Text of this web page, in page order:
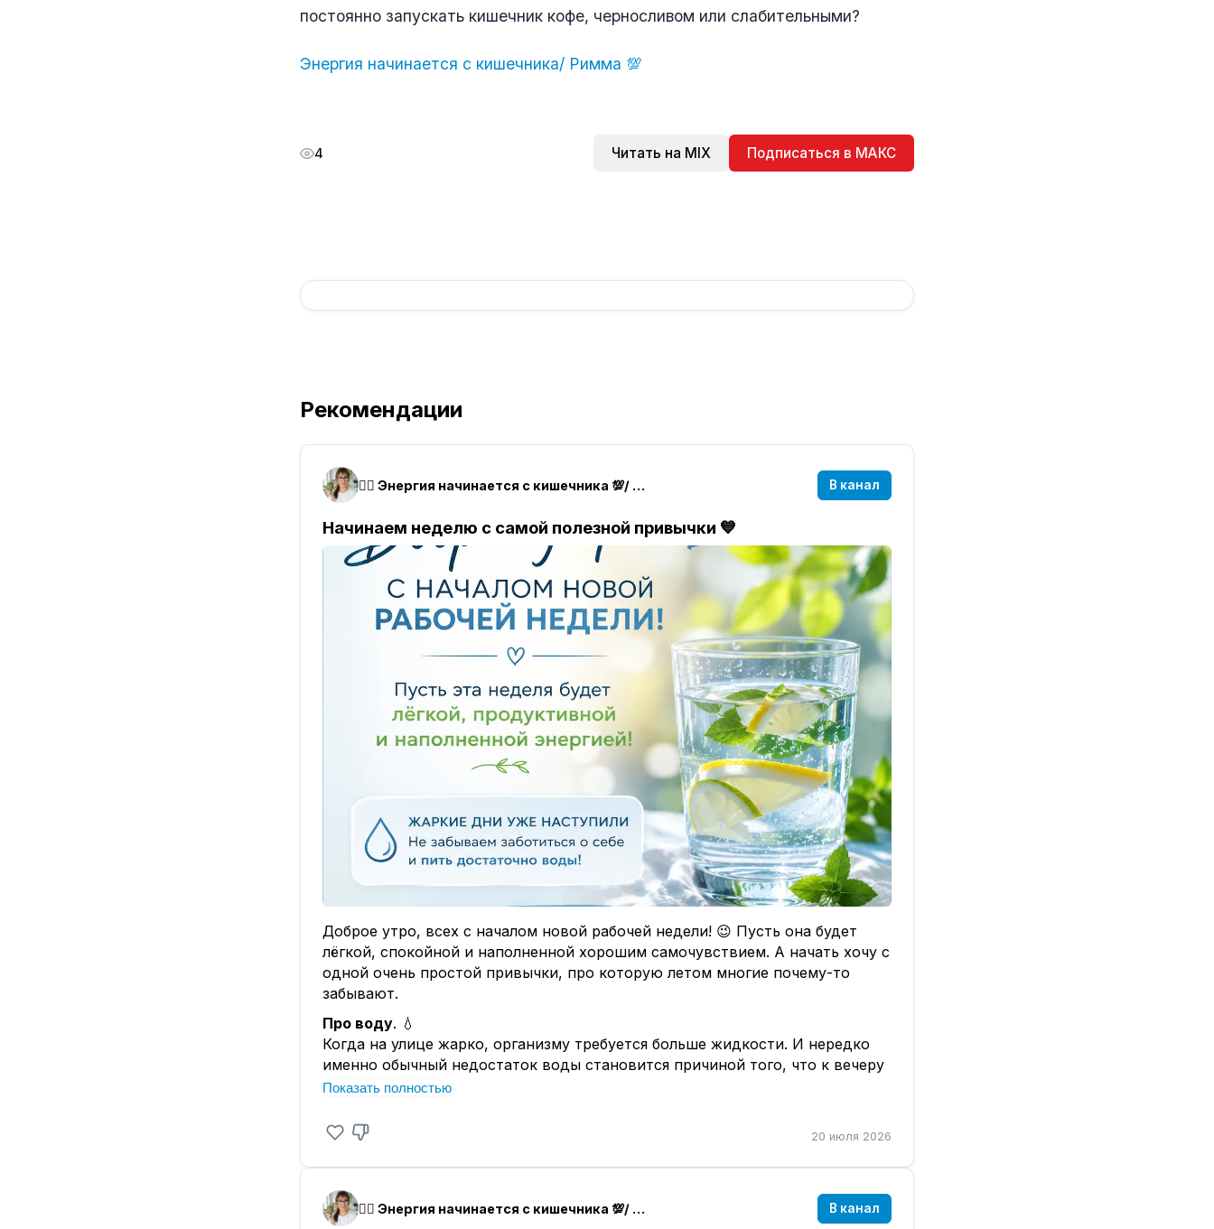
постоянно запускать кишечник кофе, черносливом или слабительными?
Энергия начинается с кишечника/ Римма 💯
4 Читать на MIX Подписаться в МАКС
Рекомендации
❤️‍🔥 Энергия начинается с кишечника 💯/ Римма ❤️‍🔥 В канал
Начинаем неделю с самой полезной привычки 💙
Доброе утро, всех с началом новой рабочей недели! 😉 Пусть она будет
лёгкой, спокойной и наполненной хорошим самочувствием. А начать хочу с
одной очень простой привычки, про которую летом многие почему-то
забывают.
Про воду. 💧
Когда на улице жарко, организму требуется больше жидкости. И нередко
именно обычный недостаток воды становится причиной того, что к вечеру
мы чувствуем себя выжатыми. Появляется усталость, тяжесть в голове,
При этом многие начинают искать сложные причины, хотя иногда всё
питьевом режиме пищеварению работать легче, организму проще
поддерживать естественные процессы очищения,
а мы чувствуем себя
Показать полностью
20 июля 2026
❤️‍🔥 Энергия начинается с кишечника 💯/ Римма ❤️‍🔥 В канал